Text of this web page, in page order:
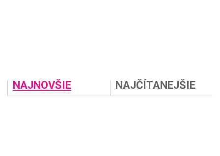
NAJNOVŠIE NAJČÍTANEJŠIE